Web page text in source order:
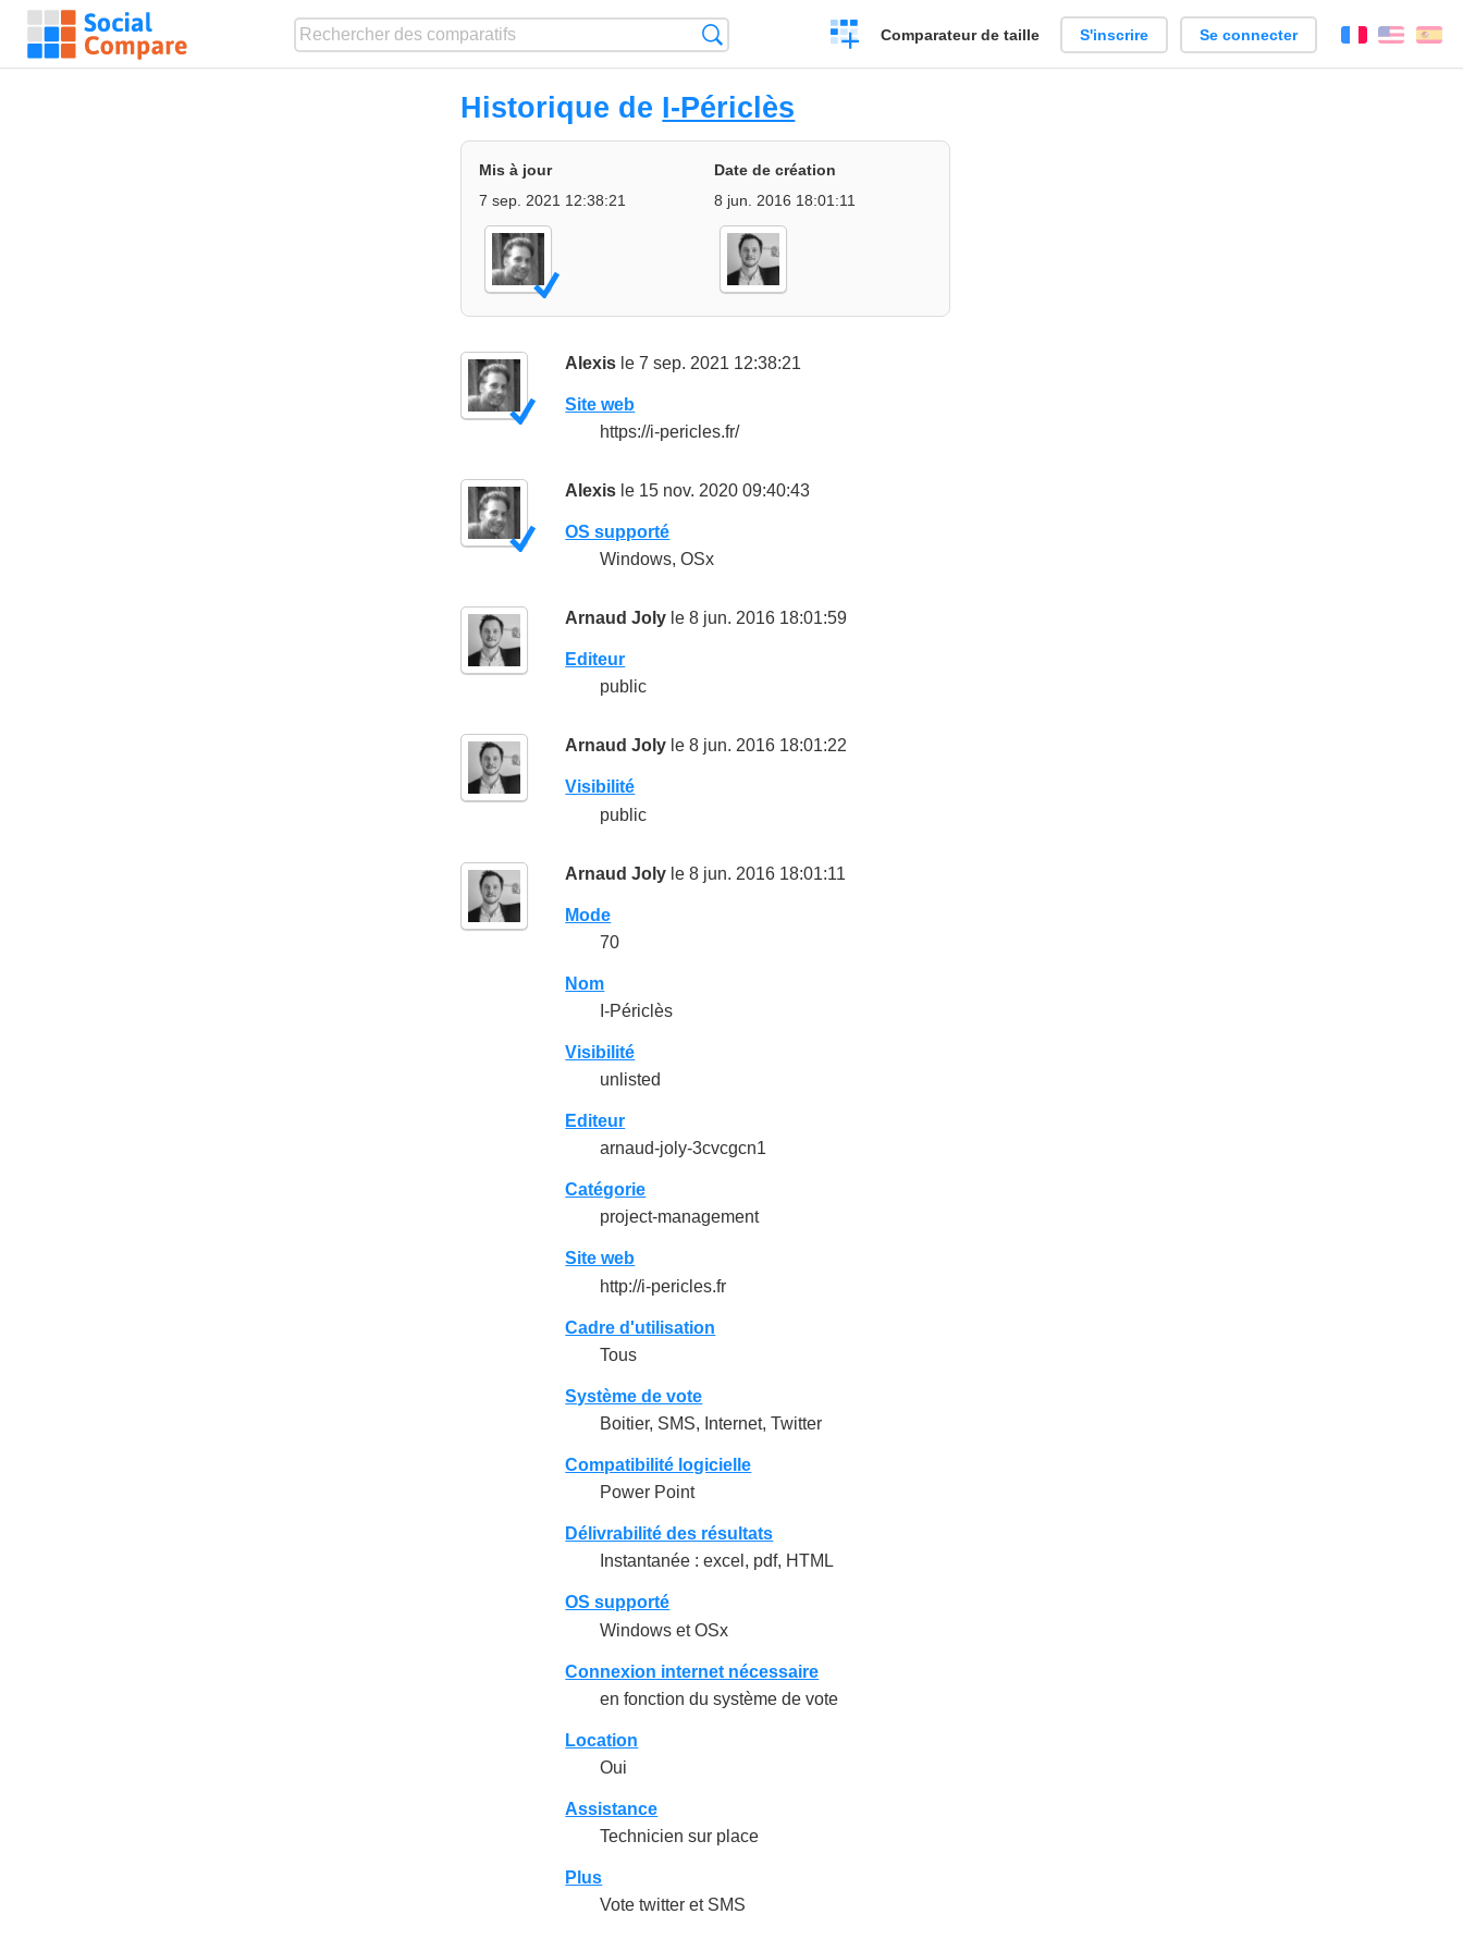
Créer
un
Comparateur de taille S'inscrire Se connecter FrançaisEnglish
Historique de I-Périclès
Mis à jour
7 sep. 2021 12:38:21
Date de création
8 jun. 2016 18:01:11
Alexis le 7 sep. 2021 12:38:21
Site web
https://i-pericles.fr/
Alexis le 15 nov. 2020 09:40:43
OS supporté
Windows, OSx
Arnaud Joly le 8 jun. 2016 18:01:59
Editeur
public
Arnaud Joly le 8 jun. 2016 18:01:22
Visibilité
public
Arnaud Joly le 8 jun. 2016 18:01:11
Mode
70
Nom
I-Périclès
Visibilité
unlisted
Editeur
arnaud-joly-3cvcgcn1
Catégorie
project-management
Site web
http://i-pericles.fr
Cadre d'utilisation
Tous
Système de vote
Boitier, SMS, Internet, Twitter
Compatibilité logicielle
Power Point
Délivrabilité des résultats
Instantanée : excel, pdf, HTML
OS supporté
Windows et OSx
Connexion internet nécessaire
en fonction du système de vote
Location
Oui
Assistance
Technicien sur place
Plus
Vote twitter et SMS